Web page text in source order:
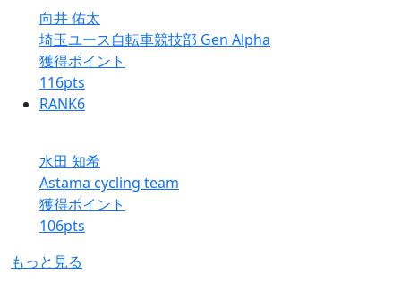
向井 佑太
埼玉ユース自転車競技部 Gen Alpha
獲得ポイント
116pts
RANK6
水田 知希
Astama cycling team
獲得ポイント
106pts
もっと見る